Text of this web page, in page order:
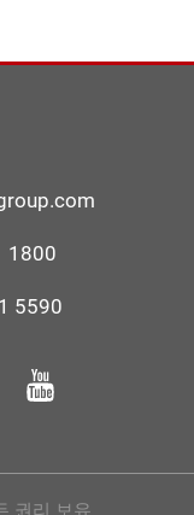
1800
5590
권리 보유